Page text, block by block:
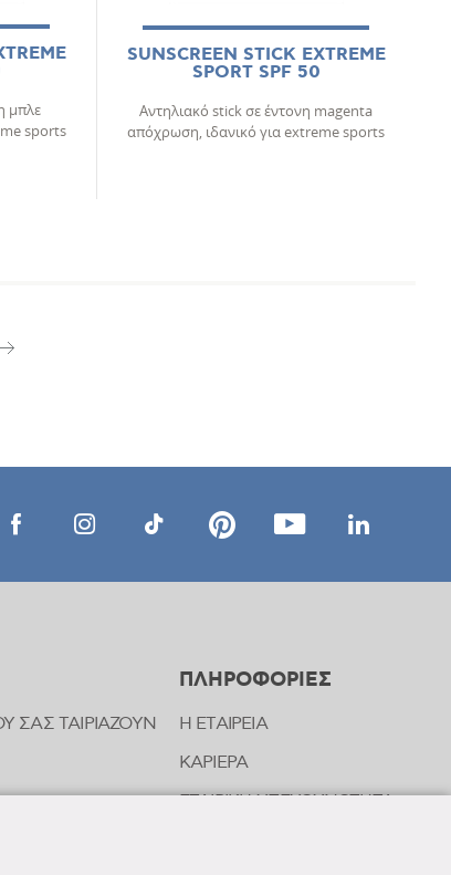
μπλε
sports
SUNSCREEN STICK EXTREME
SPORT SPF 50
Αντηλιακό stick σε έντονη magenta
απόχρωση, ιδανικό για extreme sports
ΣΑΣ ΤΑΙΡΙΑΖΟΥΝ
ΠΛΗΡΟΦΟΡΙΕΣ
Η ΕΤΑΙΡΕΙΑ
ΚΑΡΙΕΡΑ
ΕΤΑΙΡΙΚΗ ΥΠΕΥΘΥΝΟΤΗΤΑ